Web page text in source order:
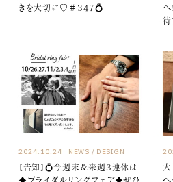
きを大切に♡＃347💍
へ
待
2024.10.24 NEWS DESIGN
【告知】💍今週末＆来週3連休は
♦ブライダルリングフェア♦ぜひ